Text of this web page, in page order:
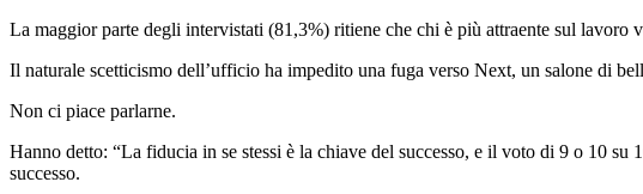
La maggior parte degli intervistati (81,3%) ritiene che chi è più attraente sul lavoro
Il naturale scetticismo dell’ufficio ha impedito una fuga verso Next, un salone di
Non ci piace parlarne.
Hanno detto: “La fiducia in se stessi è la chiave del successo, e il voto di 9 o 10
successo.